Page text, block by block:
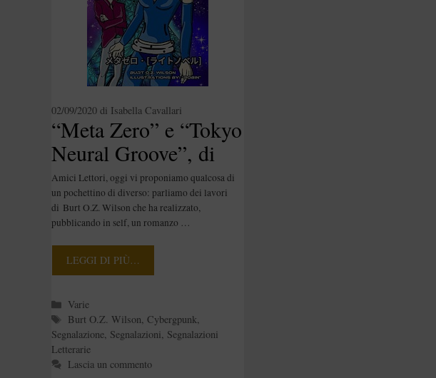
“Meta Zero” e “Tokyo
Neural Groove”, di
Burt O.Z. Wilson
[Segnalazione]
02/09/2020 di Isabella Cavallari
Amici Lettori, oggi vi proponiamo qualcosa di
un pochettino di diverso: parliamo dei lavori
di Burt O.Z. Wilson che ha realizzato,
pubblicando in self, un romanzo …
LEGGI DI PIÙ…
Categorie
Varie
Tag
Burt O.Z. Wilson,Cybergpunk,
Segnalazione, Segnalazioni, Segnalazioni
Letterarie
Lascia un commento